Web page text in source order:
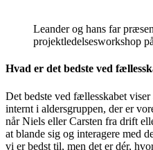
Leander og hans far
projektledelsesworkshop
Hvad er det bedste ved
Det bedste ved fællesskabet
internt i aldersgruppen, der er
når Niels eller Carsten fra drift
at blande sig og interagere med
vi er bedst til, men det er dér,